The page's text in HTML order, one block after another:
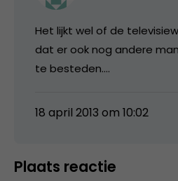
Het lijkt wel of de
dat er ook nog andere
te besteden….
18 april 2013 om 10:02
Plaats reactie